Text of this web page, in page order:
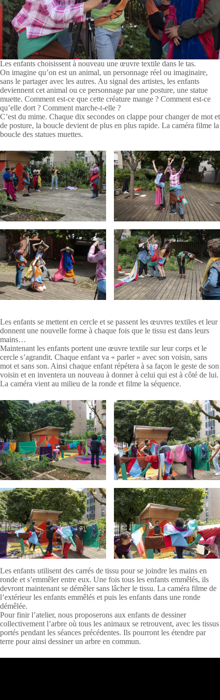
Les enfants choisissent à nouveau une œuvre textile dans le tas.
On imagine qu’on est un animal, un personnage réel ou imaginaire,
sans le partager avec les autres. Au signal des artistes, les enfants
deviennent cet animal ou ce personnage par une posture, une statue
muette. Comment est-ce que cette créature mange ? Comment est-ce
qu’elle dort ? Comment marche-t-elle ?
C’est du mime. Chaque dix secondes on clappe pour changer de mot et
de posture, la boucle devient de plus en plus rapide. La caméra filme la
boucle des statues muettes.
Les enfants se mettent en cercle et se passent les œuvres textiles et leur
donnent une nouvelle forme à chaque fois que le tissu est dans leurs
mains…
Maintenant les enfants portent une œuvre textile sur leur corps et le
cercle s’agrandit. Chaque enfant va « parler » avec son voisin, sans
mot et sans son. Ainsi chaque enfant répétera à sa façon le geste de son
voisin et en inventera un nouveau à donner à celui qui est à côté de lui.
La caméra vient au milieu de la ronde et filme la séquence.
Les enfants utilisent des carrés de tissu pour se joindre les mains en
ronde et s’emmêler entre eux. Une fois tous les enfants emmêlés, ils
devront maintenant se démêler sans lâcher le tissu. La caméra filme de
l’extérieur les enfants emmêlés et puis les enfants dans une ronde
démêlée.
Pour finir l’atelier, nous proposerons aux enfants de dessiner
collectivement l’arbre où tous les animaux se retrouvent, avec les tissus
portés pendant les séances précédentes. Ils pourront les étendre par
terre pour ainsi dessiner un arbre en commun.